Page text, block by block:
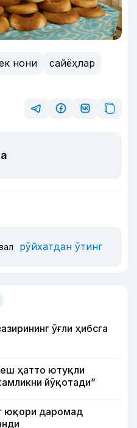
нони
сайёҳлар
рўйхатдан ўтинг
ўғли ҳибсга
ҳатто ютуқли
йўқотади”
юқори даромад